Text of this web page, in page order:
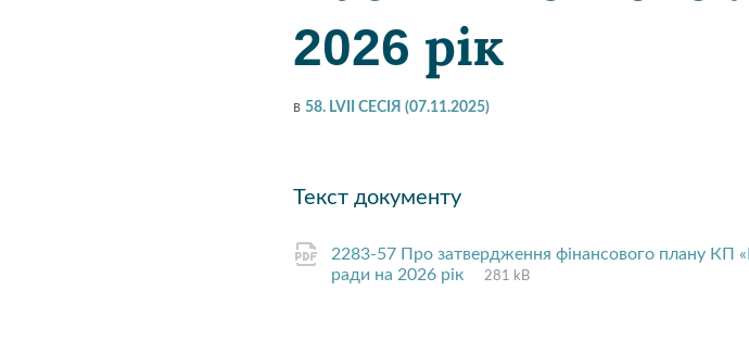
2026 рік
в58. LVII СЕСІЯ (07.11.2025)
Текст документу
2283-57 Про затвердження фінансового плану КП
ради на 2026 рік
File
pdf
File
281 kB